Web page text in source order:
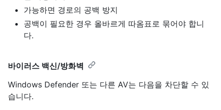
가능하면 경로의 공백 방지
공백이 필요한 경우 올바르게 따옴표로 묶어야 합니
다.
바이러스 백신/방화벽
Windows Defender 또는 다른 AV는 다음을 차단할 수 있
습니다.